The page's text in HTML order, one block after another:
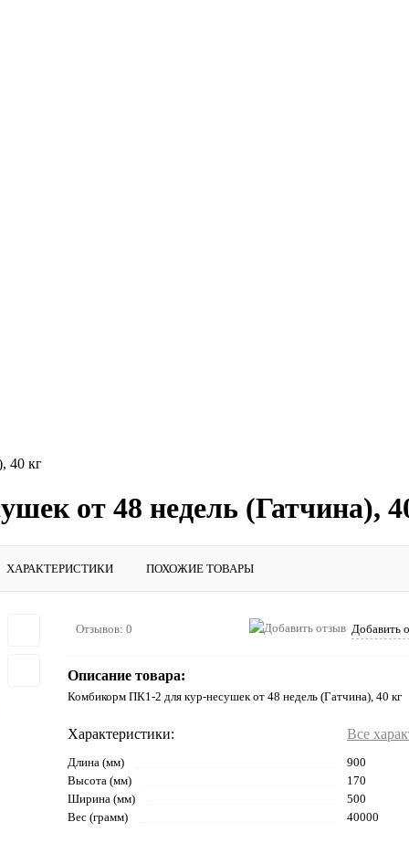
40 кг
от 48 недель (Гатчина),
ХАРАКТЕРИСТИКИ ПОХОЖИЕ ТОВАРЫ
Отзывов: 0 Добавить
Описание товара:
Комбикорм ПК1-2 для кур-несушек от 48 недель (Гатчина), 40 кг
Характеристики: Все
Длина (мм)
900
Высота (мм)
170
Ширина (мм)
500
Вес (грамм)
40000